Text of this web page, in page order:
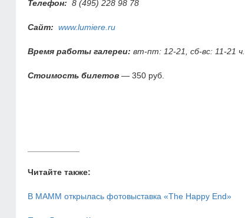
Телефон: 8 (495) 228 98 78
Сайт: www.lumiere.ru
Время работы галереи: вт-пт: 12-21, сб-вс: 11-21 ч.
Стоимость билетов — 350 руб.
Читайте также:
В МАММ открылась фотовыставка «The Happy End»